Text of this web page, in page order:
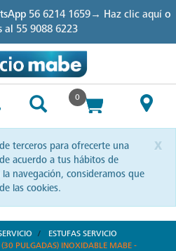
56 6214 1659→ Haz clic aquío
al 55 9088 6223
0
x
terceros para ofrecerte una
acuerdo a tus hábitos de
navegación, consideramos que
las cookies.
ESTUFAS SERVICIO
PULGADAS) INOXIDABLE MABE -